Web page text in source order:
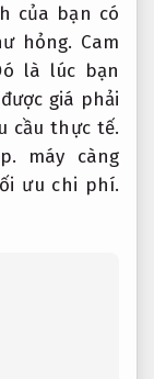
của bạn có
hỏng. Cam
là lúc bạn
giá phải
cầu thực tế.
máy càng
ưu chi phí.